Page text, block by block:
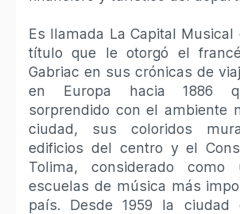
Es llamada La Capital Musical
título que le otorgó el
Gabriac en sus crónicas de
en Europa hacia 1886
sorprendido con el ambiente
ciudad, sus coloridos
edificios del centro y el
Tolima, considerado
escuelas de música más
país. Desde 1959 la ciudad